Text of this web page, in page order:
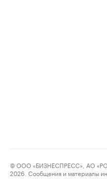
© ООО «БИЗНЕСПРЕСС», АО
2026. Сообщения и материалы